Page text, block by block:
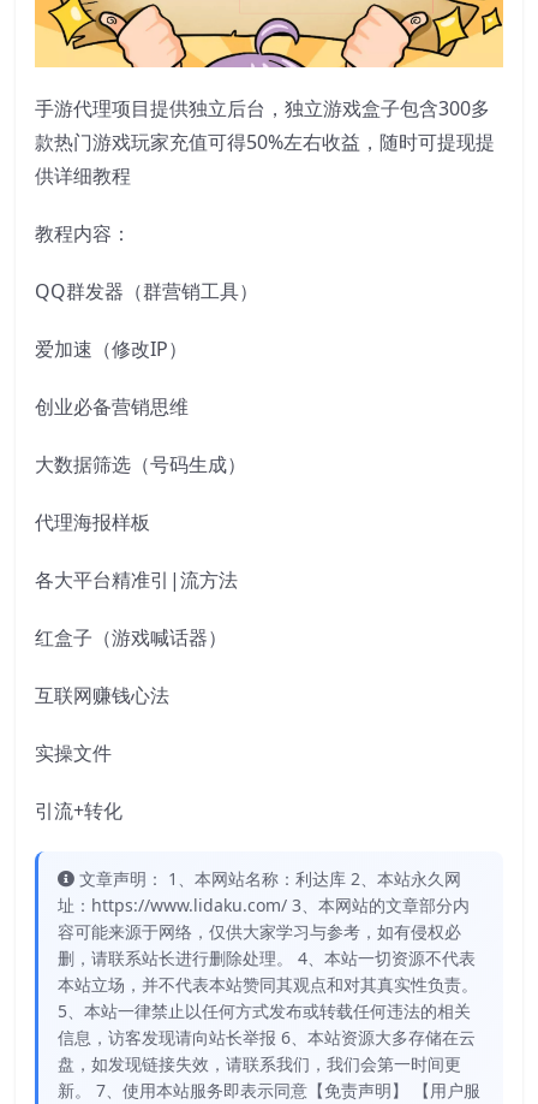
手游代理项目提供独立后台，独立游戏盒子包含300多
款热门游戏玩家充值可得50%左右收益，随时可提现提
供详细教程
教程内容：
QQ群发器（群营销工具）
爱加速（修改IP）
创业必备营销思维
大数据筛选（号码生成）
代理海报样板
各大平台精准引|流方法
红盒子（游戏喊话器）
互联网赚钱心法
实操文件
引流+转化
文章声明： 1、本网站名称：利达库 2、本站永久网
址：https://www.lidaku.com/ 3、本网站的文章部分内
容可能来源于网络，仅供大家学习与参考，如有侵权必
删，请联系站长进行删除处理。 4、本站一切资源不代表
本站立场，并不代表本站赞同其观点和对其真实性负责。
5、本站一律禁止以任何方式发布或转载任何违法的相关
信息，访客发现请向站长举报 6、本站资源大多存储在云
盘，如发现链接失效，请联系我们，我们会第一时间更
新。 7、使用本站服务即表示同意【免责声明】 【用户服